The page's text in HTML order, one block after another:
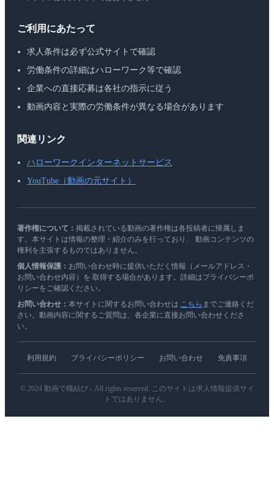
ご利用にあたって
求人条件は必ず公式サイトで確認
労働条件の詳細はハローワーク等で確認
企業への直接応募は各社の指示に従う
動画内容と実際の労働条件が異なる場合があります
関連リンク
ハローワークインターネットサービス
YouTube（動画の元サイト）
著作権について： 掲載されている動画の著作権は各投稿者に帰属しま
す。本サイトは情報の整理・紹介のみを行っており、 動画コンテンツの
権利を主張するものではありません。
個人情報保護： お問い合わせ時に提供いただく情報（メールアドレス・
お問い合わせ内容）を 取得する場合があります。詳細はプライバシーポ
リシーをご確認ください。
お問い合わせ： 本サイトに関するお問い合わせは こちら までご連絡くだ
さい。動画内容に関するご質問は、各企業に直接お問い合わせくださ
い。
利用規約 プライバシーポリシー お問い合わせ 免責事項
© 2024 動画で職結び - All rights reserved. このサイトは求人情報提供サイ
トではありません。